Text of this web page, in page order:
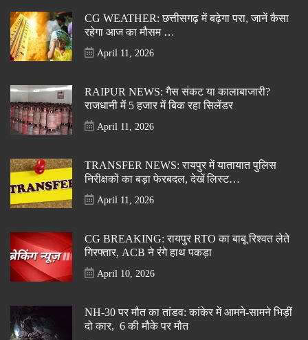
CG WEATHER: छत्तीसगढ़ में बढ़ेगा परा, जानें कैसा
रहेगा आज का मौसम …
April 11, 2026
RAIPUR NEWS: गैस संकट या कालाबाजारी?
राजधानी में 5 हजार में बिक रहा सिलेंडर
April 11, 2026
TRANSFER NEWS: रायपुर में यातायात पुलिस
निरीक्षकों का बड़ा फेरबदल, देखें लिस्ट…
April 11, 2026
CG BREAKING: रायपुर RTO का बाबू रिश्वत लेते
गिरफ्तार, ACB ने रंगे हाथ पकड़ा
April 10, 2026
NH-30 पर मौत का तांडव: कांकेर में आमने-सामने भिड़ीं
दो कार, 6 की मौके पर मौत